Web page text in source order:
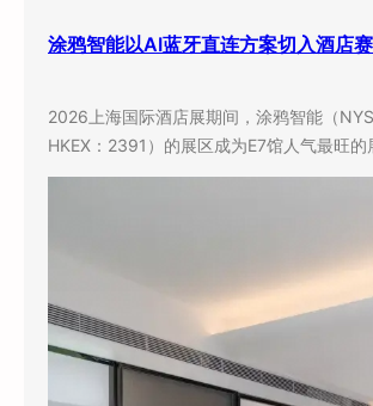
2026上海国际酒店展期间，涂鸦智能（
HKEX：2391）的展区成为E7馆人气最旺